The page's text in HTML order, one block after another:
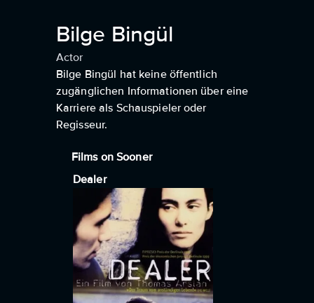
Bilge Bingül
Actor
Bilge Bingül hat keine öffentlich
zugänglichen Informationen über eine
Karriere als Schauspieler oder
Regisseur.
Films on Sooner
Dealer